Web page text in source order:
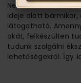
Nem feltétlenül van
ideje alatt bármikor,
látogatható.
okát, felkészülten
tudunk szolgálni
lehetőségekről. Így